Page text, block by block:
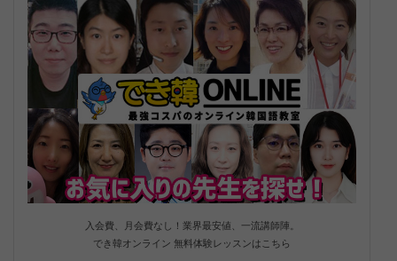
入会費、月会費なし！業界最安値、一流講師陣。
でき韓オンライン 無料体験レッスンはこちら